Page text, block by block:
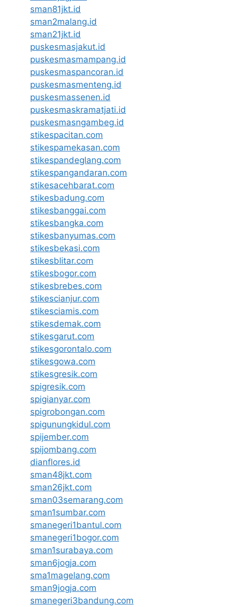
sman81jkt.id
sman2malang.id
sman21jkt.id
puskesmasjakut.id
puskesmasmampang.id
puskesmaspancoran.id
puskesmasmenteng.id
puskesmassenen.id
puskesmaskramatjati.id
puskesmasngambeg.id
stikespacitan.com
stikespamekasan.com
stikespandeglang.com
stikespangandaran.com
stikesacehbarat.com
stikesbadung.com
stikesbanggai.com
stikesbangka.com
stikesbanyumas.com
stikesbekasi.com
stikesblitar.com
stikesbogor.com
stikesbrebes.com
stikescianjur.com
stikesciamis.com
stikesdemak.com
stikesgarut.com
stikesgorontalo.com
stikesgowa.com
stikesgresik.com
spigresik.com
spigianyar.com
spigrobongan.com
spigunungkidul.com
spijember.com
spijombang.com
dianflores.id
sman48jkt.com
sman26jkt.com
sman03semarang.com
sman1sumbar.com
smanegeri1bantul.com
smanegeri1bogor.com
sman1surabaya.com
sman6jogja.com
sma1magelang.com
sman9jogja.com
smanegeri3bandung.com